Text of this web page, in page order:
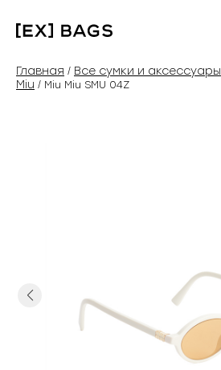
содержимому
Главная / Все сумки и аксессуары
Miu / Miu Miu SMU 04Z
Previous